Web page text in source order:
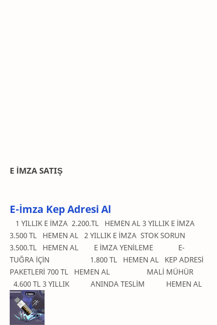
E İMZA SATIŞ
E-İmza Kep Adresi Al
1 YILLIK E İMZA 2.200.TL HEMEN AL 3 YILLIK E İMZA
3.500 TL HEMEN AL 2 YILLIK E İMZA STOK SORUN
3.500.TL HEMEN AL E İMZA YENİLEME E-
TUĞRA İÇİN 1.800 TL HEMEN AL KEP ADRESİ
PAKETLERİ 700 TL HEMEN AL MALİ MÜHÜR
4.600 TL 3 YILLIK ANINDA TESLİM HEMEN AL